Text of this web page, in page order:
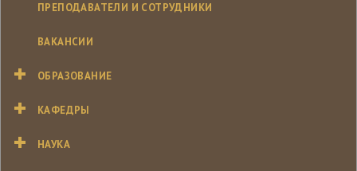
ПРЕПОДАВАТЕЛИ И СОТРУДНИКИ
ВАКАНСИИ
ОБРАЗОВАНИЕ
КАФЕДРЫ
НАУКА